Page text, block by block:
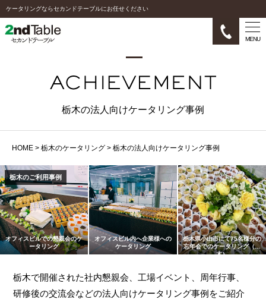
ケータリングならセカンドテーブルにお任せください
MENU
栃木の法人向けケータリング事例
HOME > 栃木のケータリング > 栃木の法人向けケータリング事例
栃木のご利用事例
オフィスビルでの懇親会のケ
ータリング
オフィスビル内へ企業様への
ケータリング
栃木県小山市にて75名様分の
忘年会でのケータリング（栃
木）
栃木で開催された社内懇親会、工場イベント、周年行事、
研修後の交流会などの法人向けケータリング事例をご紹介